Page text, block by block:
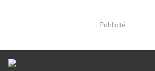
Publicité